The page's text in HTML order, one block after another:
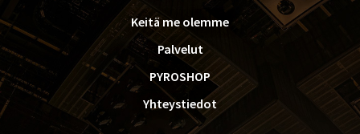
Keitä me olemme
Palvelut
PYROSHOP
Yhteystiedot